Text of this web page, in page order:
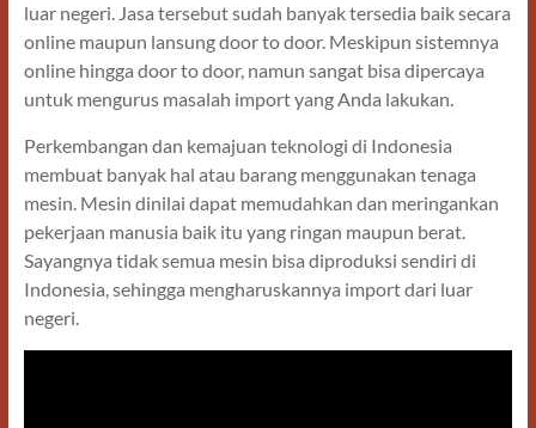
luar negeri. Jasa tersebut sudah banyak tersedia baik secara
online maupun lansung door to door. Meskipun sistemnya
online hingga door to door, namun sangat bisa dipercaya
untuk mengurus masalah import yang Anda lakukan.
Perkembangan dan kemajuan teknologi di Indonesia
membuat banyak hal atau barang menggunakan tenaga
mesin. Mesin dinilai dapat memudahkan dan meringankan
pekerjaan manusia baik itu yang ringan maupun berat.
Sayangnya tidak semua mesin bisa diproduksi sendiri di
Indonesia, sehingga mengharuskannya import dari luar
negeri.